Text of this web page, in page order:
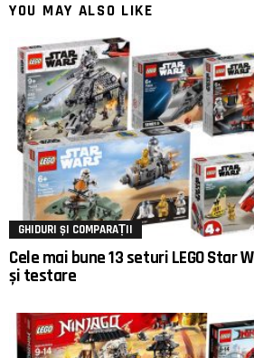
YOU MAY ALSO LIKE
GHIDURI ȘI COMPARAȚII
Cele mai bune 13 seturi LEGO Star
și testare